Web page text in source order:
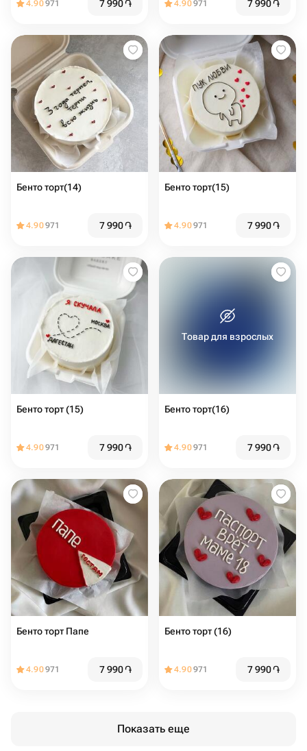
4.90971 7 990֏ 4.90971 7 990֏
Бенто торт(14)
4.90971 7 990֏
Бенто торт(15)
4.90971 7 990֏
Бенто торт (15)
4.90971 7 990֏
Товар для взрослых
Бенто торт(16)
4.90971 7 990֏
Бенто торт Папе
4.90971 7 990֏
Бенто торт (16)
4.90971 7 990֏
Показать еще